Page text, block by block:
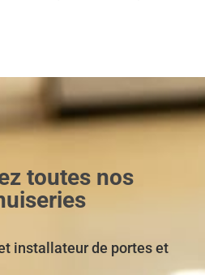
toutes nos
installateur de portes et